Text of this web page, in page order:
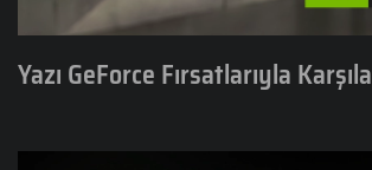
Yazı GeForce Fırsatlarıyla Karşıla